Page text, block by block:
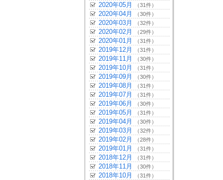
2020年05月 （31件）
2020年04月 （30件）
2020年03月 （32件）
2020年02月 （29件）
2020年01月 （31件）
2019年12月 （31件）
2019年11月 （30件）
2019年10月 （31件）
2019年09月 （30件）
2019年08月 （31件）
2019年07月 （31件）
2019年06月 （30件）
2019年05月 （31件）
2019年04月 （30件）
2019年03月 （32件）
2019年02月 （28件）
2019年01月 （31件）
2018年12月 （31件）
2018年11月 （30件）
2018年10月 （31件）